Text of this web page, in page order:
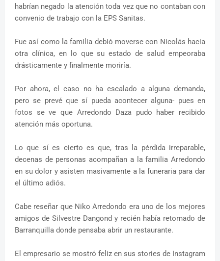
habrían negado la atención toda vez que no contaban con
convenio de trabajo con la EPS Sanitas.
Fue así como la familia debió moverse con Nicolás hacia
otra clínica, en lo que su estado de salud empeoraba
drásticamente y finalmente moriría.
Por ahora, el caso no ha escalado a alguna demanda,
pero se prevé que sí pueda acontecer alguna- pues en
fotos se ve que Arredondo Daza pudo haber recibido
atención más oportuna.
Lo que sí es cierto es que, tras la pérdida irreparable,
decenas de personas acompañan a la familia Arredondo
en su dolor y asisten masivamente a la funeraria para dar
el último adiós.
Cabe reseñar que Niko Arredondo era uno de los mejores
amigos de Silvestre Dangond y recién había retornado de
Barranquilla donde pensaba abrir un restaurante.
El empresario se mostró feliz en sus stories de Instagram